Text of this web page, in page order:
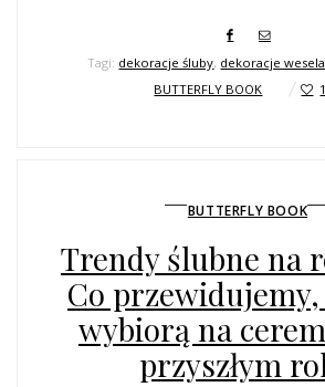
Tagi: dekoracje śluby, dekoracje wesela
BUTTERFLY BOOK
1
BUTTERFLY BOOK
Trendy ślubne na
Co
wybiorą na
przyszłym